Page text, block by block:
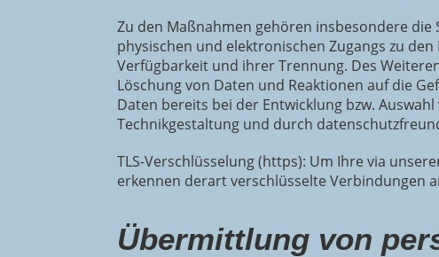
Zu den Maßnahmen gehören insbesondere
physischen und elektronischen Zugangs zu
Verfügbarkeit und ihrer Trennung. Des
Löschung von Daten und Reaktionen auf die
Daten bereits bei der Entwicklung bzw.
Technikgestaltung und durch
TLS-Verschlüsselung (https): Um Ihre via
erkennen derart verschlüsselte Verbindungen
Übermittlung von